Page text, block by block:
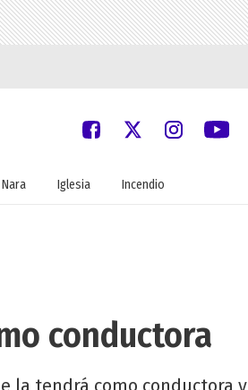
Iglesia Incendio
conductora
la tendrá como conductora y